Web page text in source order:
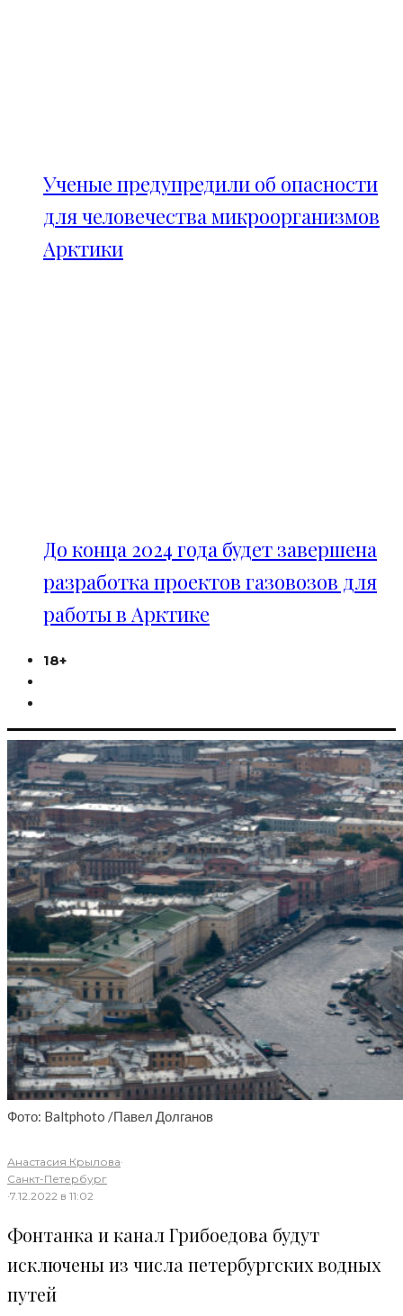
Ученые предупредили об опасности
для человечества микроорганизмов
Арктики
До конца 2024 года будет завершена
разработка проектов газовозов для
работы в Арктике
18+
Фото: Baltphoto /Павел Долганов
Анастасия Крылова·
Санкт-Петербург
·7.12.2022 в 11:02
Фонтанка и канал Грибоедова будут
исключены из числа петербургских водных
путей